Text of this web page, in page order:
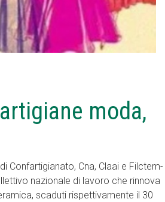
moda,
Confartigianato, Cna, Claai e Filctem-
nazionale di lavoro che rinnova
scaduti rispettivamente il 30